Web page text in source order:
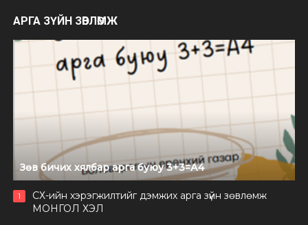
АРГА ЗҮЙН ЗӨВЛӨМЖ
Зөв бичих хялбар арга буюу 3+3=А4
1
СХ-ийн хэрэгжилтийг дэмжих арга зүйн зөвлөмж
МОНГОЛ ХЭЛ